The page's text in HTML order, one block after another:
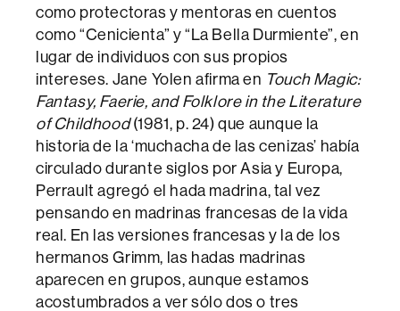
como protectoras y mentoras en cuentos
como “Cenicienta” y “La Bella Durmiente”, en
lugar de individuos con sus propios
intereses. Jane Yolen afirma en Touch Magic:
Fantasy, Faerie, and Folklore in the Literature
of Childhood(1981, p. 24) que aunque la
historia de la ‘muchacha de las cenizas’ había
circulado durante siglos por Asia y Europa,
Perrault agregó el hada madrina, tal vez
pensando en madrinas francesas de la vida
real. En las versiones francesas y la de los
hermanos Grimm, las hadas madrinas
aparecen en grupos, aunque estamos
acostumbrados a ver sólo dos o tres